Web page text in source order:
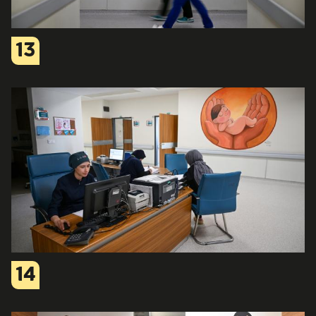
13
14